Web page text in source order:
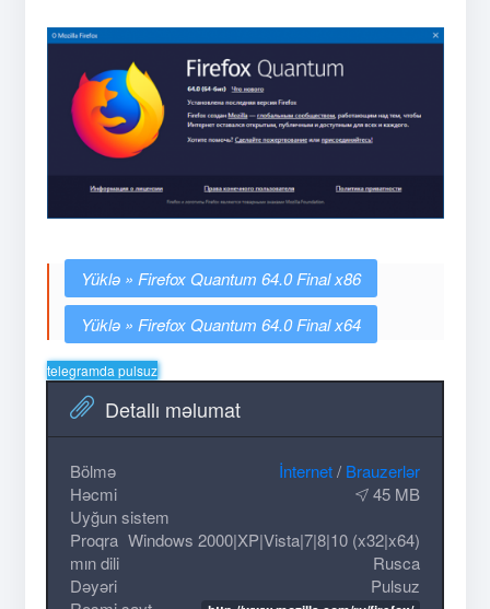
Firefox Quantum 64.0 Final x86
Firefox Quantum 64.0 Final x64
telegramda pulsuz
Detallı məlumat
Bölmə İnternet/ Brauzerlər
Həcmi
45 MB
Uyğun sistem
Windows 2000|XP|Vista|7|8|10 (x32|x64)
Proqra
mın dili
Rusca
Dəyəri
Pulsuz